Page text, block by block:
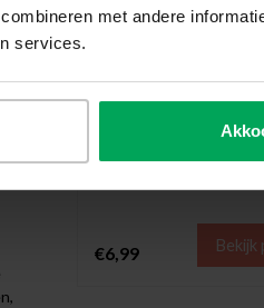
met andere
services.
Voor het strak
€6,99 Bekijk